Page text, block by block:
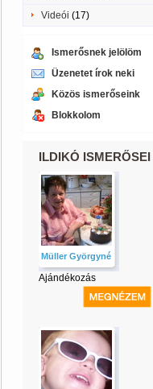
Videói (17)
Ismerősnek jelölöm
Üzenetet írok neki
Közös ismerőseink
Blokkolom
ILDIKÓ ISMERŐSEI
Müller Györgyné
Ajándékozás